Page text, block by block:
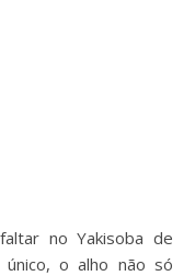
no Yakisoba de
o alho não só